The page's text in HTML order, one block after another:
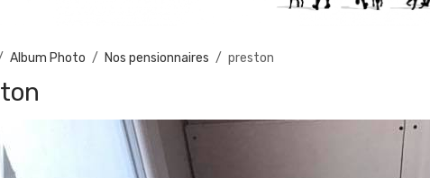
Album Photo Nos pensionnaires preston